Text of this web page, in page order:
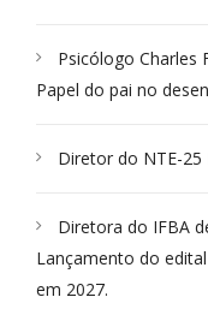
Psicólogo Charles
Papel do pai no
Diretor do NTE-
Diretora do IFBA
Lançamento do
em 2027.